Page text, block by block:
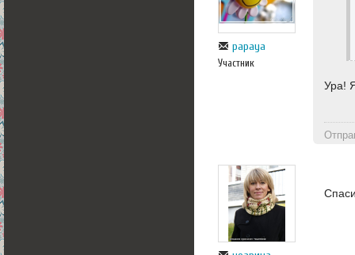
papaya
Участник
Ура!